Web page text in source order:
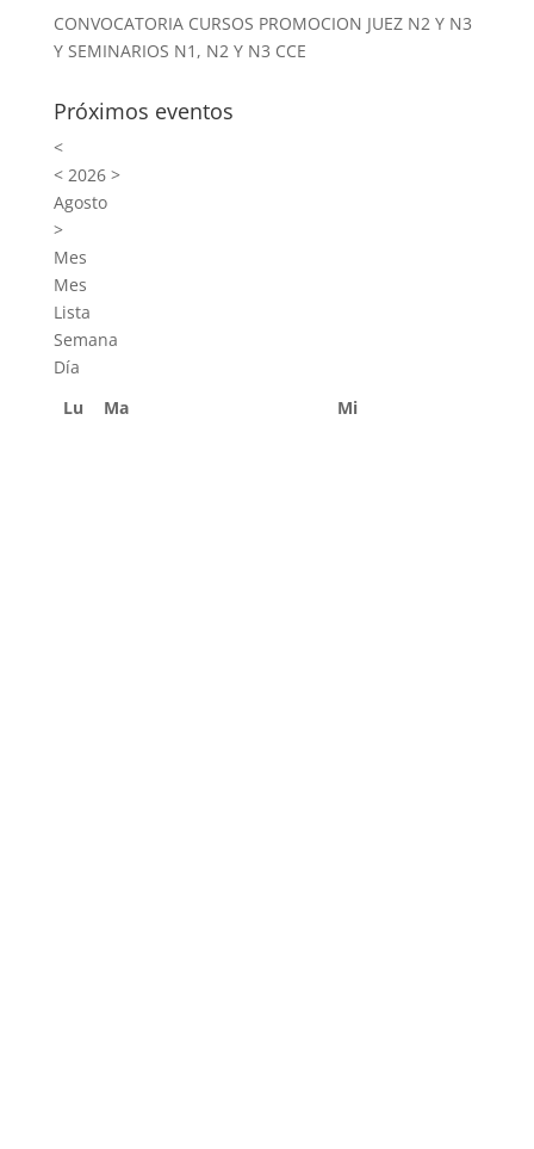
CONVOCATORIA CURSOS PROMOCION JUEZ N2 Y N3
Y SEMINARIOS N1, N2 Y N3 CCE
Próximos eventos
<
<2026 >
Agosto
>
Mes
Mes
Lista
Semana
Día
Lu
Ma Mi